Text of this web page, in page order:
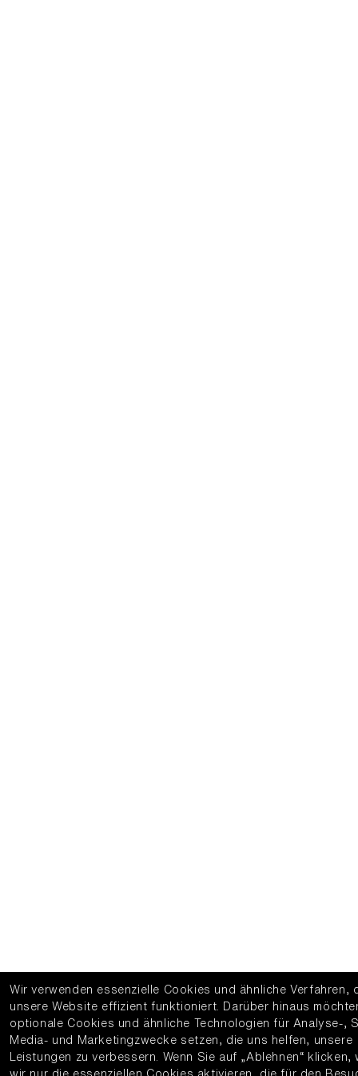
Wir verwenden essenzielle Cookies und ähnliche Verfahren,
unsere Website effizient funktioniert.
Darüber hinaus
optionale Cookies und ähnliche Technologien für Analyse-,
Media- und Marketingzwecke setzen, die uns helfen, unsere
Leistungen zu verbessern.
Wenn Sie auf „Ablehnen“ klicken,
wir nur die essenziellen Cookies aktivieren, die für den